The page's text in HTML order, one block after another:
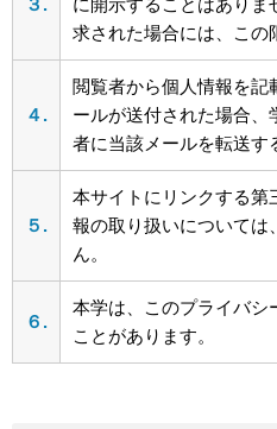
求された場合には、この
４.
閲覧者から個人情報を記
ールが送付された場合、
者に当該メールを転送す
５.
本サイトにリンクする第
報の取り扱いについては
ん。
６.
本学は、このプライバシ
ことがあります。